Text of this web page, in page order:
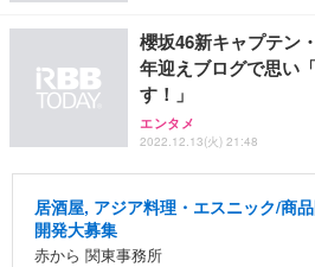
櫻坂46新キャプテン
年迎えブログで思い
す！」
エンタメ
2022.12.13(火) 21:48
居酒屋, アジア料理・エスニック/商
開発大募集
赤から 関東事務所